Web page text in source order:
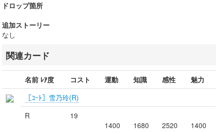
ドロップ箇所
追加ストーリー
なし
関連カード
名前 ﾚｱ度 コスト 運動 知識 感性
魅力
［ｺｰﾄ］雪乃玲(R)
R
19
1400
1680 2520
1400